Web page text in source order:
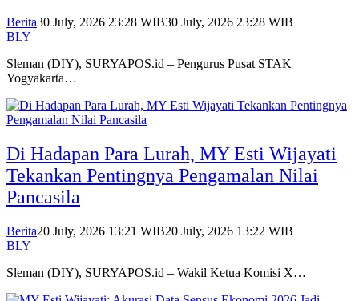
Berita30 July, 2026 23:28 WIB30 July, 2026 23:28 WIB
BLY
Sleman (DIY), SURYAPOS.id – Pengurus Pusat STAK
Yogyakarta…
Di Hadapan Para Lurah, MY Esti Wijayati
Tekankan Pentingnya Pengamalan Nilai
Pancasila
Berita20 July, 2026 13:21 WIB20 July, 2026 13:22 WIB
BLY
Sleman (DIY), SURYAPOS.id – Wakil Ketua Komisi X…